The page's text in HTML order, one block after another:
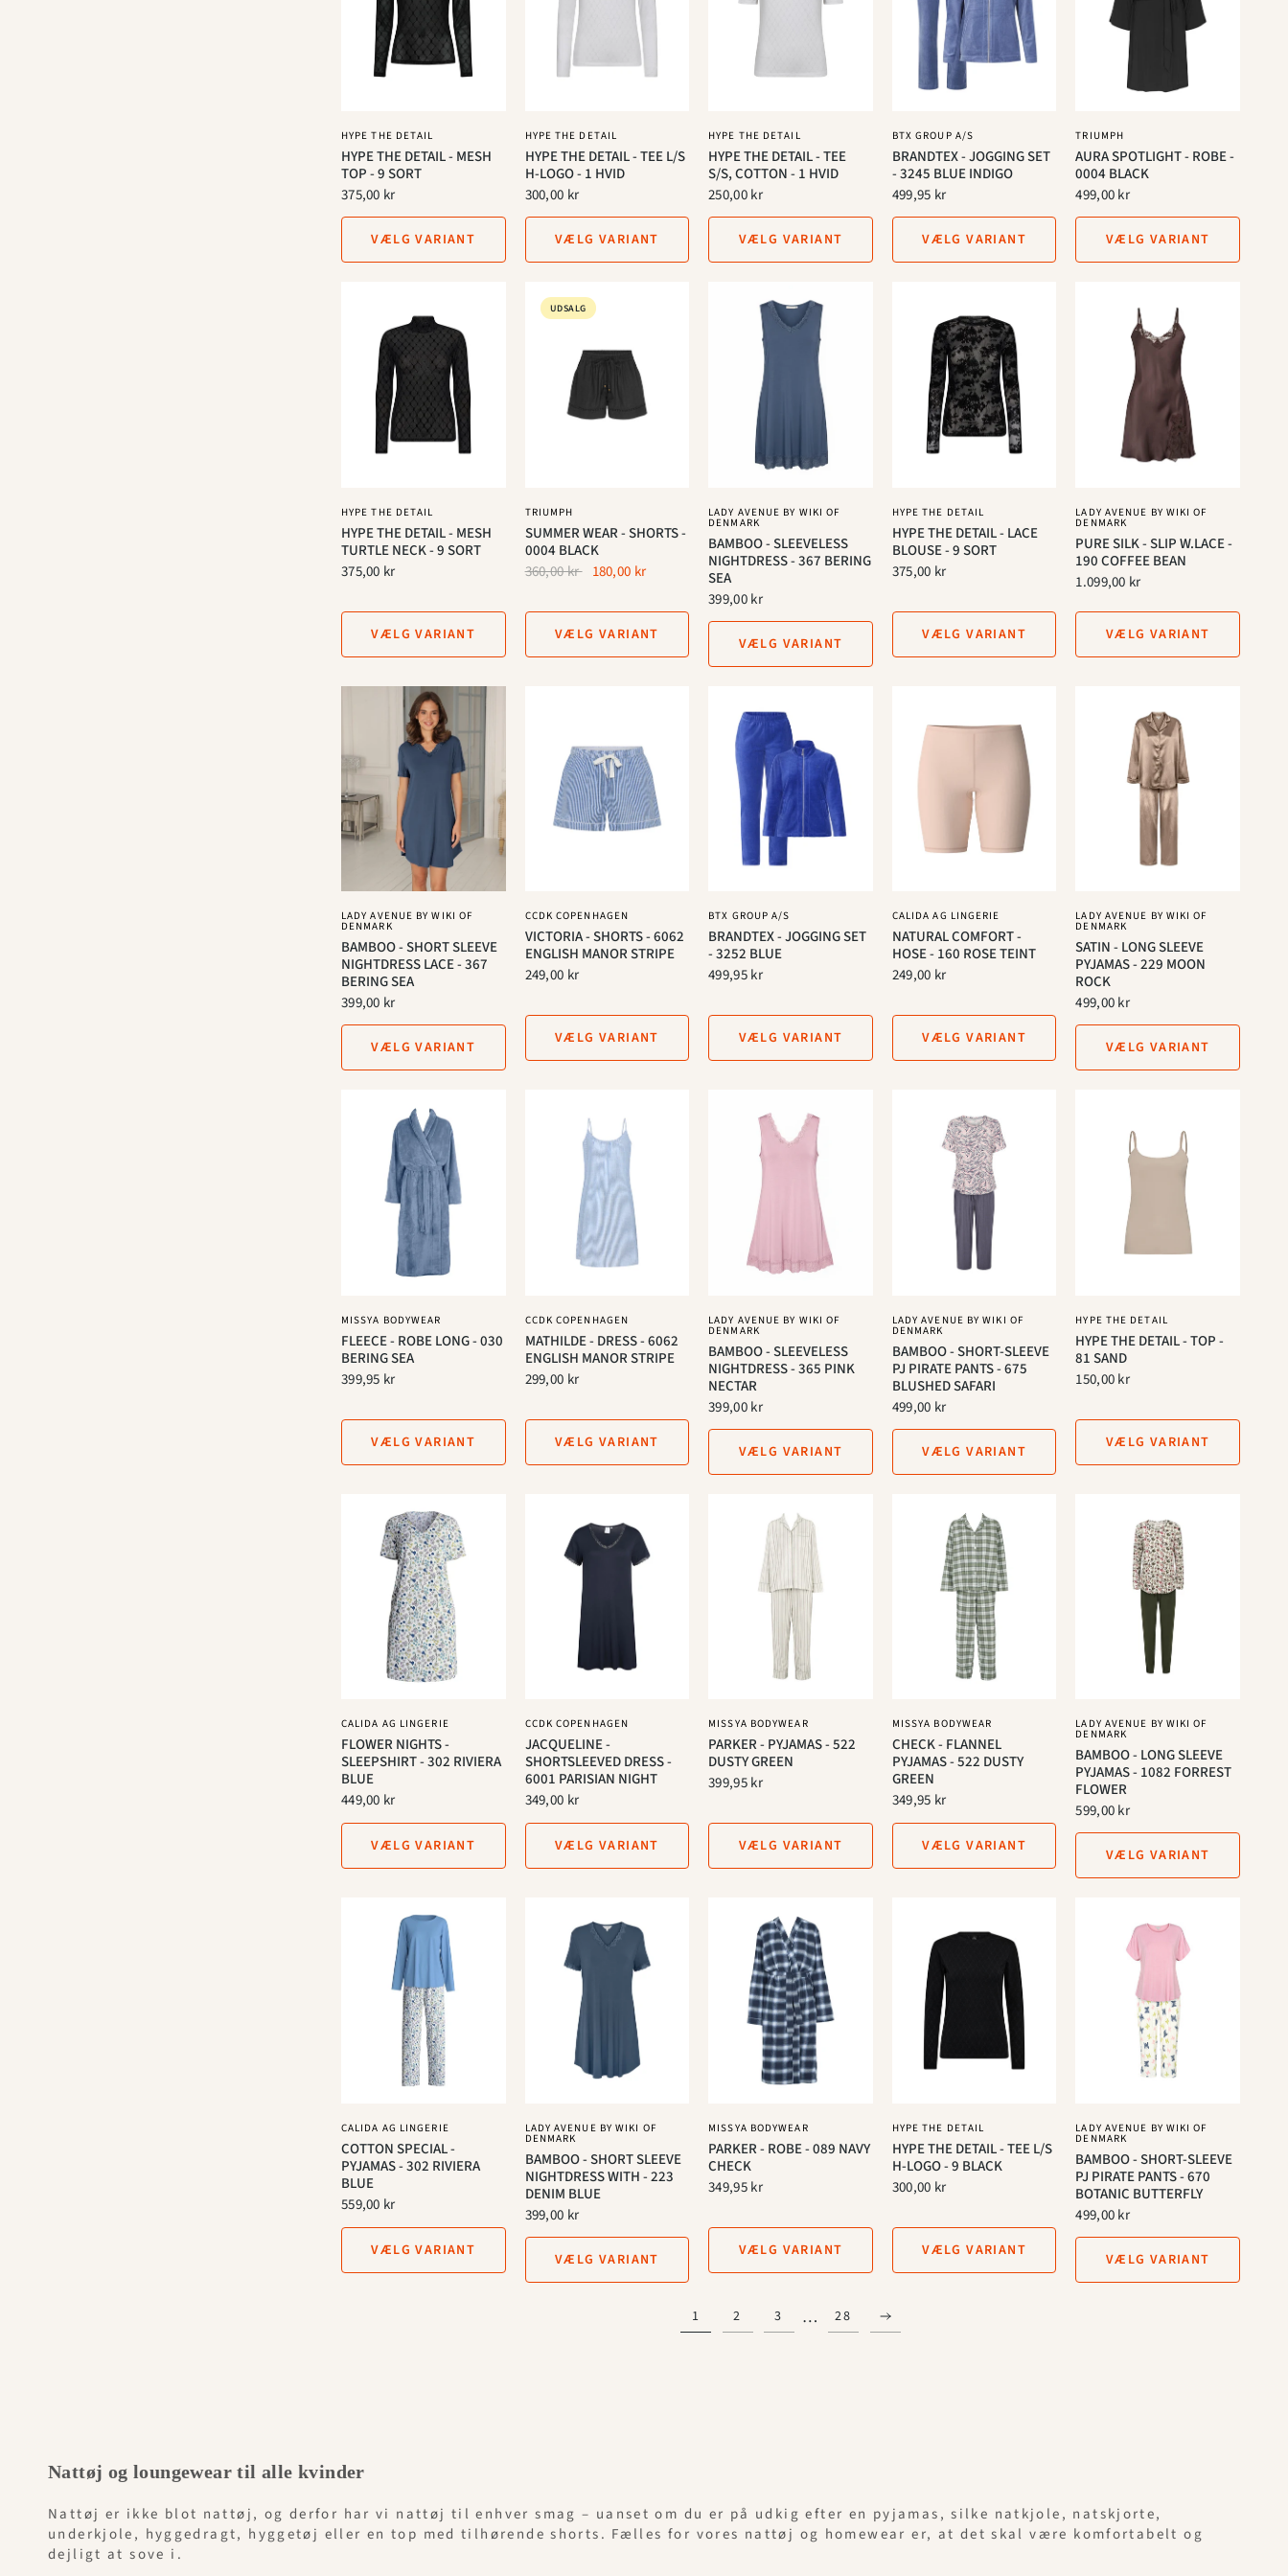
HYPE THE DETAIL
HYPE THE DETAIL - MESH
TOP - 9 SORT
375,00 kr
VÆLG VARIANT
HYPE THE DETAIL
HYPE THE DETAIL - TEE L/S
H-LOGO - 1 HVID
300,00 kr
VÆLG VARIANT
HYPE THE DETAIL
HYPE THE DETAIL - TEE
S/S, COTTON - 1 HVID
250,00 kr
VÆLG VARIANT
BTX GROUP A/S
BRANDTEX - JOGGING SET
- 3245 BLUE INDIGO
499,95 kr
VÆLG VARIANT
TRIUMPH
AURA SPOTLIGHT - ROBE -
0004 BLACK
499,00 kr
VÆLG VARIANT
HYPE THE DETAIL
HYPE THE DETAIL - MESH
TURTLE NECK - 9 SORT
375,00 kr
VÆLG VARIANT
UDSALG
TRIUMPH
SUMMER WEAR - SHORTS -
0004 BLACK
360,00 kr 180,00 kr
VÆLG VARIANT
LADY AVENUE BY WIKI OF
DENMARK
BAMBOO - SLEEVELESS
NIGHTDRESS - 367 BERING
SEA
399,00 kr
VÆLG VARIANT
HYPE THE DETAIL
HYPE THE DETAIL - LACE
BLOUSE - 9 SORT
375,00 kr
VÆLG VARIANT
LADY AVENUE BY WIKI OF
DENMARK
PURE SILK - SLIP W.LACE -
190 COFFEE BEAN
1.099,00 kr
VÆLG VARIANT
LADY AVENUE BY WIKI OF
DENMARK
BAMBOO - SHORT SLEEVE
NIGHTDRESS LACE - 367
BERING SEA
399,00 kr
VÆLG VARIANT
CCDK COPENHAGEN
VICTORIA - SHORTS - 6062
ENGLISH MANOR STRIPE
249,00 kr
VÆLG VARIANT
BTX GROUP A/S
BRANDTEX - JOGGING SET
- 3252 BLUE
499,95 kr
VÆLG VARIANT
CALIDA AG LINGERIE
NATURAL COMFORT -
HOSE - 160 ROSE TEINT
249,00 kr
VÆLG VARIANT
LADY AVENUE BY WIKI OF
DENMARK
SATIN - LONG SLEEVE
PYJAMAS - 229 MOON
ROCK
499,00 kr
VÆLG VARIANT
MISSYA BODYWEAR
FLEECE - ROBE LONG - 030
BERING SEA
399,95 kr
VÆLG VARIANT
CCDK COPENHAGEN
MATHILDE - DRESS - 6062
ENGLISH MANOR STRIPE
299,00 kr
VÆLG VARIANT
LADY AVENUE BY WIKI OF
DENMARK
BAMBOO - SLEEVELESS
NIGHTDRESS - 365 PINK
NECTAR
399,00 kr
VÆLG VARIANT
LADY AVENUE BY WIKI OF
DENMARK
BAMBOO - SHORT-SLEEVE
PJ PIRATE PANTS - 675
BLUSHED SAFARI
499,00 kr
VÆLG VARIANT
HYPE THE DETAIL
HYPE THE DETAIL - TOP -
81 SAND
150,00 kr
VÆLG VARIANT
CALIDA AG LINGERIE
FLOWER NIGHTS -
SLEEPSHIRT - 302 RIVIERA
BLUE
449,00 kr
VÆLG VARIANT
CCDK COPENHAGEN
JACQUELINE -
SHORTSLEEVED DRESS -
6001 PARISIAN NIGHT
349,00 kr
VÆLG VARIANT
MISSYA BODYWEAR
PARKER - PYJAMAS - 522
DUSTY GREEN
399,95 kr
VÆLG VARIANT
MISSYA BODYWEAR
CHECK - FLANNEL
PYJAMAS - 522 DUSTY
GREEN
349,95 kr
VÆLG VARIANT
LADY AVENUE BY WIKI OF
DENMARK
BAMBOO - LONG SLEEVE
PYJAMAS - 1082 FORREST
FLOWER
599,00 kr
VÆLG VARIANT
CALIDA AG LINGERIE
COTTON SPECIAL -
PYJAMAS - 302 RIVIERA
BLUE
559,00 kr
VÆLG VARIANT
LADY AVENUE BY WIKI OF
DENMARK
BAMBOO - SHORT SLEEVE
NIGHTDRESS WITH - 223
DENIM BLUE
399,00 kr
VÆLG VARIANT
MISSYA BODYWEAR
PARKER - ROBE - 089 NAVY
CHECK
349,95 kr
VÆLG VARIANT
HYPE THE DETAIL
HYPE THE DETAIL - TEE L/S
H-LOGO - 9 BLACK
300,00 kr
VÆLG VARIANT
LADY AVENUE BY WIKI OF
DENMARK
BAMBOO - SHORT-SLEEVE
PJ PIRATE PANTS - 670
BOTANIC BUTTERFLY
499,00 kr
VÆLG VARIANT
1 2 3 … 28
Nattøj og loungewear til alle kvinder
Nattøj er ikke blot nattøj, og derfor har vi nattøj til enhver smag – uanset om du er på udkig efter en pyjamas, silke natkjole, natskjorte,
underkjole, hyggedragt, hyggetøj eller en top med tilhørende shorts. Fælles for vores nattøj og homewear er, at det skal være komfortabelt og
dejligt at sove i.